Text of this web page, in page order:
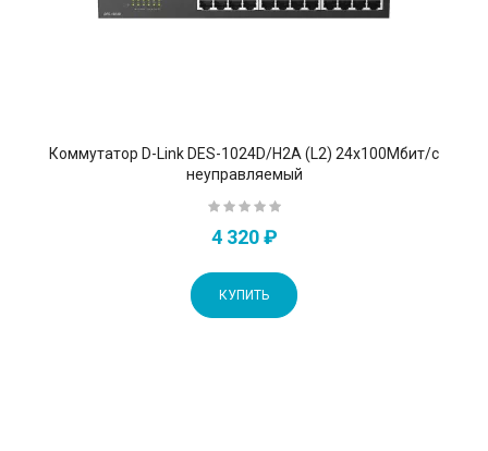
Коммутатор D-Link DES-1024D/H2A (L2) 24x100Мбит/с
неуправляемый
4 320 ₽
КУПИТЬ